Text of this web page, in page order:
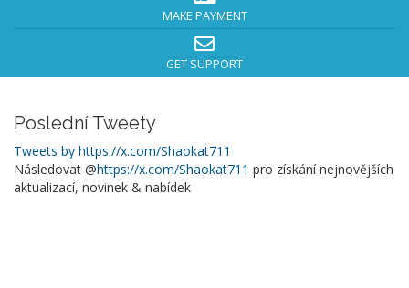
MAKE PAYMENT
GET SUPPORT
Poslední Tweety
Tweets by https://x.com/Shaokat711
Následovat @https://x.com/Shaokat711 pro získání nejnovějších
aktualizací, novinek & nabídek